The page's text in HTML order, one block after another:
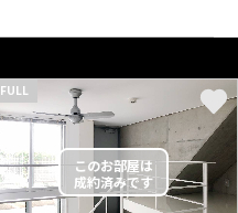
FULL